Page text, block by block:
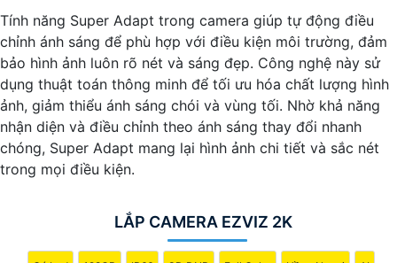
Trang bị cao cấp làm cho việc giám sát, quan sát trở nên
dễ dàng và chính xác hơn.
Tính năng Super Adapt trong camera giúp tự động điều
chỉnh ánh sáng để phù hợp với điều kiện môi trường, đảm
bảo hình ảnh luôn rõ nét và sáng đẹp. Công nghệ này sử
dụng thuật toán thông minh để tối ưu hóa chất lượng hình
ảnh, giảm thiểu ánh sáng chói và vùng tối. Nhờ khả năng
nhận diện và điều chỉnh theo ánh sáng thay đổi nhanh
chóng, Super Adapt mang lại hình ảnh chi tiết và sắc nét
trong mọi điều kiện.
LẮP CAMERA EZVIZ 2K